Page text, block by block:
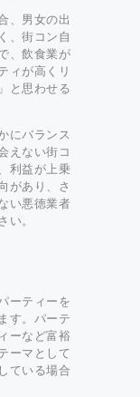
、男女の出
、街コン自
、飲食業が
ィが高くリ
と思わせる
にバランス
えない街コ
利益が上乗
があり、さ
い悪徳業者
い。
ーティーを
す。パーテ
ーなど富裕
ーマとして
ている場合